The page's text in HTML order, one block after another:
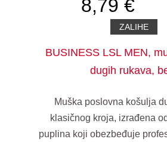
8,79 €
ZALIHE
BUSINESS LSL MEN,
dugih rukava,
Muška poslovna košulja
klasičnog kroja, izrađena
puplina koji obezbeđuje